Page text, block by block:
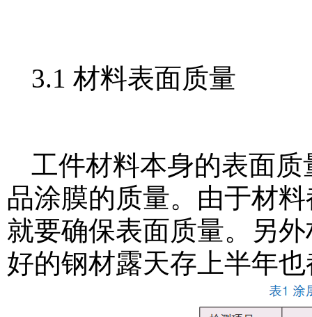
3.1 材料表面质量
工件材料本身的表面
品涂膜的质量。由于材
就要确保表面质量。另
好的钢材露天存上半年